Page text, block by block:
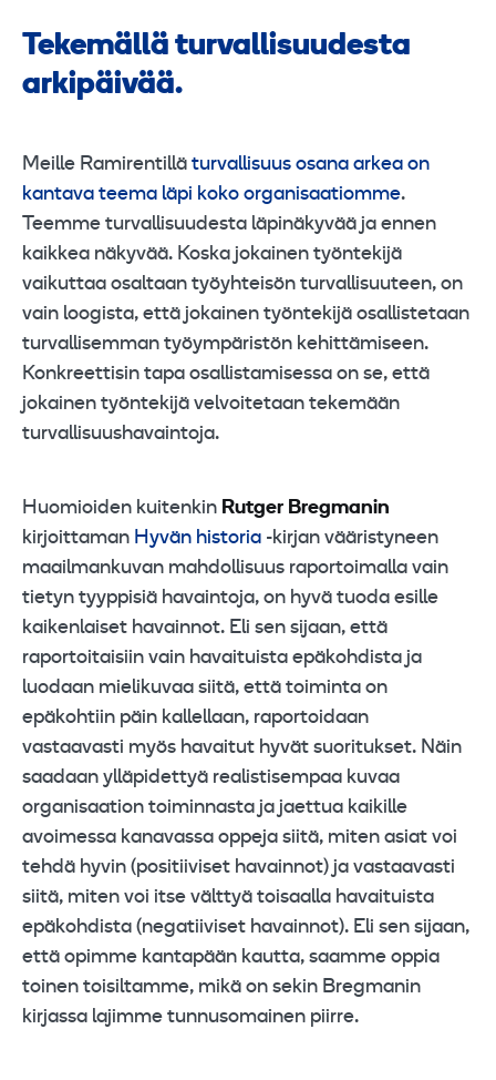
Tekemällä turvallisuudesta
arkipäivää.
Meille Ramirentillä turvallisuus osana arkea on
kantava teema läpi koko organisaatiomme.
Teemme turvallisuudesta läpinäkyvää ja ennen
kaikkea näkyvää. Koska jokainen työntekijä
vaikuttaa osaltaan työyhteisön turvallisuuteen, on
vain loogista, että jokainen työntekijä osallistetaan
turvallisemman työympäristön kehittämiseen.
Konkreettisin tapa osallistamisessa on se, että
jokainen työntekijä velvoitetaan tekemään
turvallisuushavaintoja.
Huomioiden kuitenkin Rutger Bregmanin
kirjoittaman Hyvän historia -kirjan vääristyneen
maailmankuvan mahdollisuus raportoimalla vain
tietyn tyyppisiä havaintoja, on hyvä tuoda esille
kaikenlaiset havainnot. Eli sen sijaan, että
raportoitaisiin vain havaituista epäkohdista ja
luodaan mielikuvaa siitä, että toiminta on
epäkohtiin päin kallellaan, raportoidaan
vastaavasti myös havaitut hyvät suoritukset. Näin
saadaan ylläpidettyä realistisempaa kuvaa
organisaation toiminnasta ja jaettua kaikille
avoimessa kanavassa oppeja siitä, miten asiat voi
tehdä hyvin (positiiviset havainnot) ja vastaavasti
siitä, miten voi itse välttyä toisaalla havaituista
epäkohdista (negatiiviset havainnot). Eli sen sijaan,
että opimme kantapään kautta, saamme oppia
toinen toisiltamme, mikä on sekin Bregmanin
kirjassa lajimme tunnusomainen piirre.